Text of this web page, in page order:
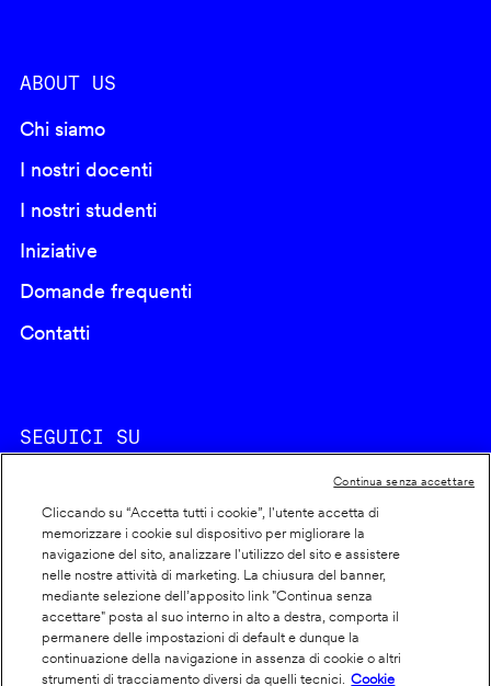
ABOUT US
Chi siamo
I nostri docenti
I nostri studenti
Iniziative
Domande frequenti
Contatti
SEGUICI SU
Footer
info
Cookie policy
Dichiarazione di accessibilità
Privacy
Cliccando su “Accetta tutti i cookie”, l'utente accetta di
memorizzare i cookie sul dispositivo per migliorare la
navigazione del sito, analizzare l'utilizzo del sito e assistere
nelle nostre attività di marketing. La chiusura del banner,
mediante selezione dell’apposito link "Continua senza
accettare" posta al suo interno in alto a destra, comporta il
permanere delle impostazioni di default e dunque la
continuazione della navigazione in assenza di cookie o altri
strumenti di tracciamento diversi da quelli tecnici.
Cookie
Continua senza accettare